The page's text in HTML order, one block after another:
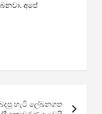
අපේ
හැටි ලේඛනගත